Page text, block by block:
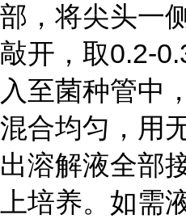
部，将尖头一
敲开，取0.2-
入至菌种管中
混合均匀，用
出溶解液全部
上培养。如需